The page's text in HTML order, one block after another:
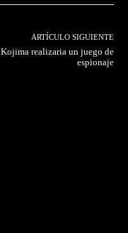
ARTÍCULO SIGUIENTE
Kojima realizaria un juego de
espionaje